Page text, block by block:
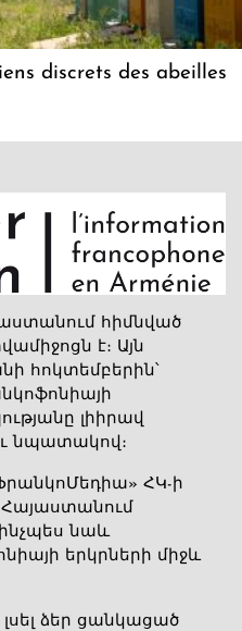
discrets des abeilles
հիմնված
է։ Այն
հոկտեմբերին՝
լիիրավ
նպատակով։
ՀԿ-ի
նաև
երկրների միջև
ձեր ցանկացած